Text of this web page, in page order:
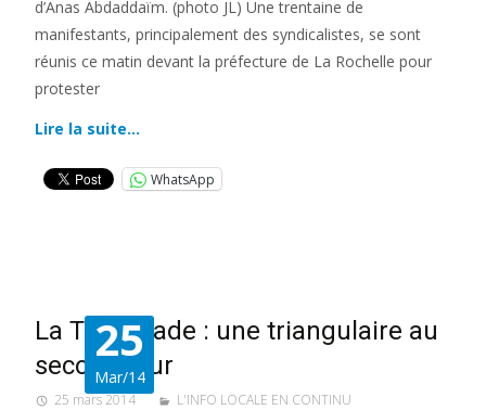
d’Anas Abdaddaïm. (photo JL) Une trentaine de
manifestants, principalement des syndicalistes, se sont
réunis ce matin devant la préfecture de La Rochelle pour
protester
Lire la suite…
WhatsApp
25
Mar/14
La Tremblade : une triangulaire au
second tour
25 mars 2014 L'INFO LOCALE EN CONTINU